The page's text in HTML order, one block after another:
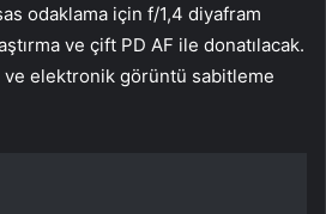
odaklama için f/1,4 diyafram
ve çift PD AF ile donatılacak.
ve elektronik görüntü sabitleme